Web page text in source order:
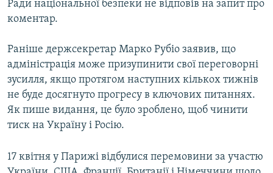
Ради національної безпеки не відповів на запит про
коментар.
Раніше держсекретар Марко Рубіо заявив, що
адміністрація може призупинити свої переговорні
зусилля, якщо протягом наступних кількох тижнів
не буде досягнуто прогресу в ключових питаннях.
Як пише видання, це було зроблено, щоб чинити
тиск на Україну і Росію.
17 квітня у Парижі відбулися перемовини за участю